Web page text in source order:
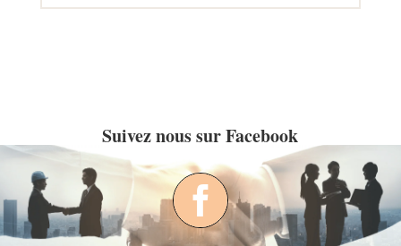
Suivez nous sur Facebook
